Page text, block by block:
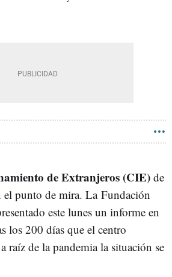
de Extranjeros (CIE) de
el punto de mira. La Fundación
este lunes un informe en
los 200 días que el centro
raíz de la pandemia la situación se